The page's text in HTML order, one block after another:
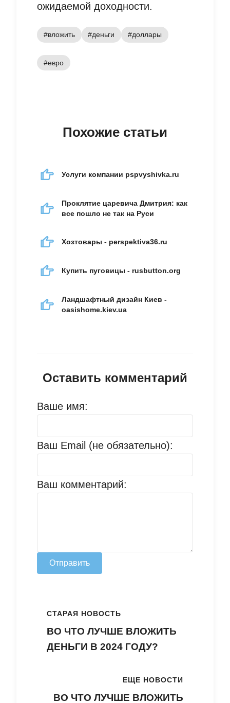
ожидаемой доходности.
#вложить #деньги #доллары
#евро
Похожие статьи
Услуги компании pspvyshivka.ru
Проклятие царевича Дмитрия: как
все пошло не так на Руси
Хозтовары - perspektiva36.ru
Купить пуговицы - rusbutton.org
Ландшафтный дизайн Киев -
oasishome.kiev.ua
Оставить комментарий
Ваше имя:
Ваш Email (не обязательно):
Ваш комментарий:
Отправить
СТАРАЯ НОВОСТЬ
ВО ЧТО ЛУЧШЕ ВЛОЖИТЬ
ДЕНЬГИ В 2024 ГОДУ?
ЕЩЕ НОВОСТИ
ВО ЧТО ЛУЧШЕ ВЛОЖИТЬ